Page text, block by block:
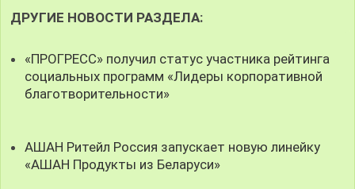
ДРУГИЕ НОВОСТИ РАЗДЕЛА:
«ПРОГРЕСС» получил статус участника рейтинга
социальных программ «Лидеры корпоративной
благотворительности»
АШАН Ритейл Россия запускает новую линейку
«АШАН Продукты из Беларуси»